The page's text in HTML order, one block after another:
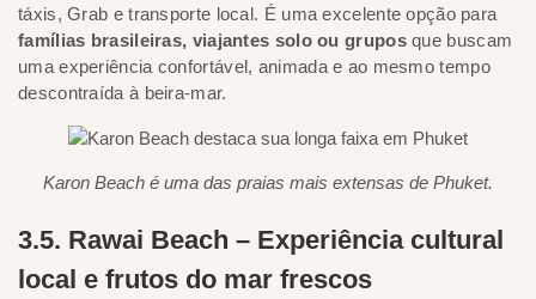
táxis, Grab e transporte local. É uma excelente opção para
famílias brasileiras, viajantes solo ou gruposque buscam
uma experiência confortável, animada e ao mesmo tempo
descontraída à beira-mar.
Karon Beach é uma das praias mais extensas de Phuket.
3.5. Rawai Beach – Experiência cultural
local e frutos do mar frescos